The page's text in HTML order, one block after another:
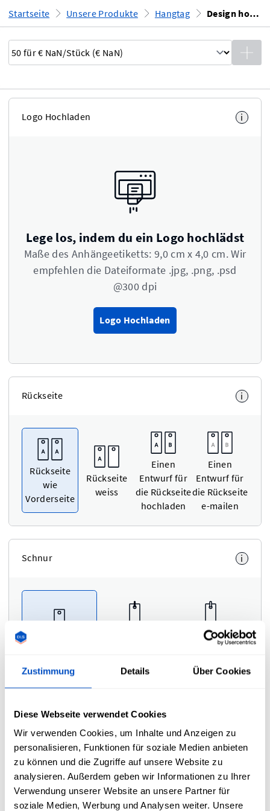
Zustimmung Details Über Cookies
Diese Webseite verwendet Cookies
Wir verwenden Cookies, um Inhalte und Anzeigen zu
personalisieren, Funktionen für soziale Medien anbieten
zu können und die Zugriffe auf unsere Website zu
analysieren. Außerdem geben wir Informationen zu Ihrer
Verwendung unserer Website an unsere Partner für
soziale Medien, Werbung und Analysen weiter. Unsere
Startseite Unsere Produkte Hangtag Design hochladen
Logo Hochladen i
Lege los, indem du ein Logo hochlädst
Maße des Anhängeetiketts: 9,0 cm x 4,0 cm. Wir
empfehlen die Dateiformate .jpg, .png, .psd
@300 dpi
Logo Hochladen
Rückseite i
Rückseite
wie
Vorderseite
Rückseite
weiss
Einen
Entwurf für
die Rückseite
hochladen
Einen
Entwurf für
die Rückseite
e-mailen
Schnur i
weisse
Kommentare
Bitte notiere hier deine Kommentare und
Instruktionen.